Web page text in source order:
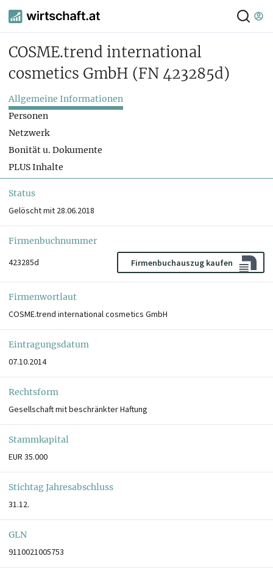
COSME.trend international
cosmetics GmbH (FN 423285d)
Allgemeine Informationen
Personen
Netzwerk
Bonität u. Dokumente
PLUS Inhalte
Status
Gelöscht mit 28.06.2018
Firmenbuchnummer
423285d
Firmenbuchauszug kaufen
Firmenwortlaut
COSME.trend international cosmetics GmbH
Eintragungsdatum
07.10.2014
Rechtsform
Gesellschaft mit beschränkter Haftung
Stammkapital
EUR 35.000
Stichtag Jahresabschluss
31.12.
GLN
9110021005753